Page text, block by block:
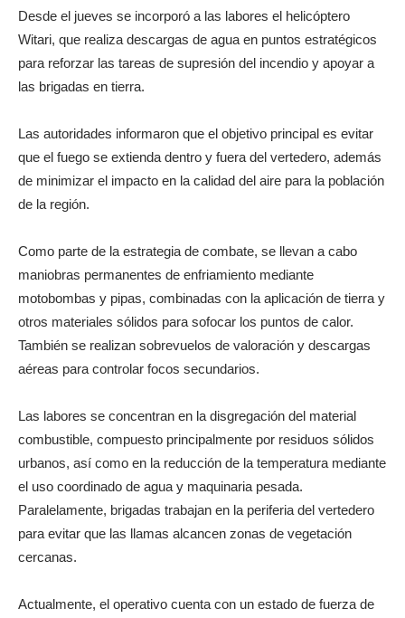
Desde el jueves se incorporó a las labores el helicóptero
Witari, que realiza descargas de agua en puntos estratégicos
para reforzar las tareas de supresión del incendio y apoyar a
las brigadas en tierra.
Las autoridades informaron que el objetivo principal es evitar
que el fuego se extienda dentro y fuera del vertedero, además
de minimizar el impacto en la calidad del aire para la población
de la región.
Como parte de la estrategia de combate, se llevan a cabo
maniobras permanentes de enfriamiento mediante
motobombas y pipas, combinadas con la aplicación de tierra y
otros materiales sólidos para sofocar los puntos de calor.
También se realizan sobrevuelos de valoración y descargas
aéreas para controlar focos secundarios.
Las labores se concentran en la disgregación del material
combustible, compuesto principalmente por residuos sólidos
urbanos, así como en la reducción de la temperatura mediante
el uso coordinado de agua y maquinaria pesada.
Paralelamente, brigadas trabajan en la periferia del vertedero
para evitar que las llamas alcancen zonas de vegetación
cercanas.
Actualmente, el operativo cuenta con un estado de fuerza de